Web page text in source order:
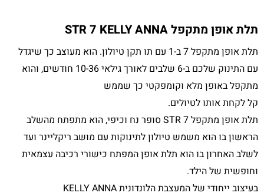
תלת אופן מתקפל STR 7 KELLY ANNA
תלת אופן מתקפל 7 ב-1 עם תו תקן טיולון. הוא מעוצב כך שיגדל
עם התינוק שלכם ב-6 שלבים לאורך גילאי 10-36 חודשים, והוא
מתקפל באופן מלא וקומפקטי כך שממש
קל לקחת אותו לטיולים.
תלת אופן מתקפל 7 STR סופר נח וכיפי, הוא מתפתח מהשלב
הראשון בו הוא משמש טיולון לתינוקות עם מושב ריקליינר ועד
לשלב האחרון בו הוא תלת אופן המפתח כישורי רכיבה עצמאית
וחופשית של הילד.
בעיצוב ייחודי של המעצבת הלונדונית KELLY ANNA